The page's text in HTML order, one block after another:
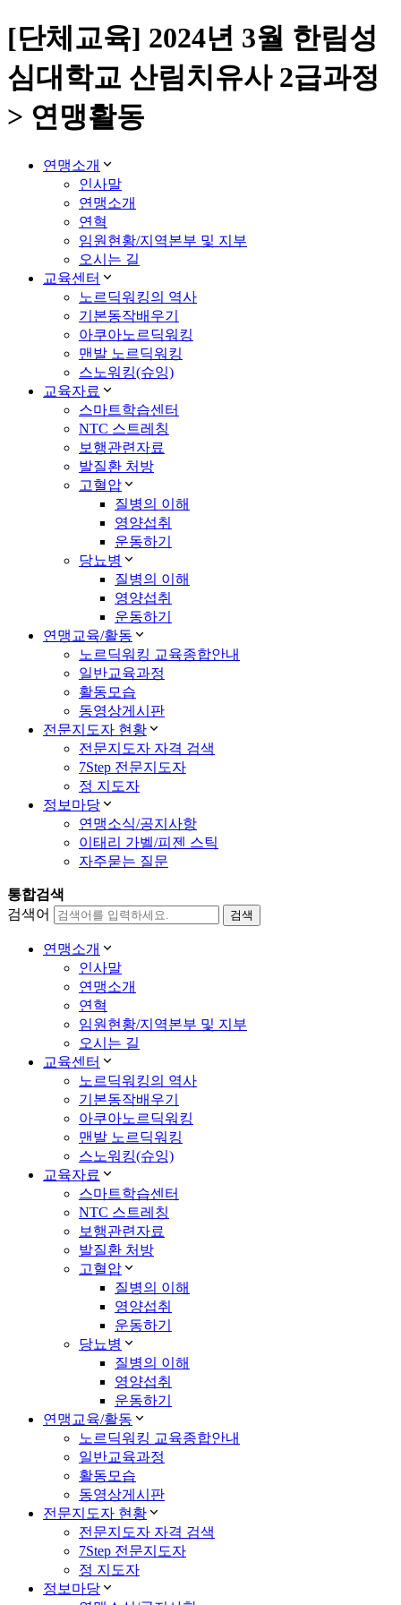
[단체교육] 2024년 3월 한림성
심대학교 산림치유사 2급과정
> 연맹활동
연맹소개
인사말
연맹소개
연혁
임원현황/지역본부 및 지부
오시는 길
교육센터
노르딕워킹의 역사
기본동작배우기
아쿠아노르딕워킹
맨발 노르딕워킹
스노워킹(슈잉)
교육자료
스마트학습센터
NTC 스트레칭
보행관련자료
발질환 처방
고혈압
질병의 이해
영양섭취
운동하기
당뇨병
질병의 이해
영양섭취
운동하기
연맹교육/활동
노르딕워킹 교육종합안내
일반교육과정
활동모습
동영상게시판
전문지도자 현황
전문지도자 자격 검색
7Step 전문지도자
정 지도자
정보마당
연맹소식/공지사항
이태리 가벨/피젠 스틱
자주묻는 질문
통합검색
검색어
연맹소개
인사말
연맹소개
연혁
임원현황/지역본부 및 지부
오시는 길
교육센터
노르딕워킹의 역사
기본동작배우기
아쿠아노르딕워킹
맨발 노르딕워킹
스노워킹(슈잉)
교육자료
스마트학습센터
NTC 스트레칭
보행관련자료
발질환 처방
고혈압
질병의 이해
영양섭취
운동하기
당뇨병
질병의 이해
영양섭취
운동하기
연맹교육/활동
노르딕워킹 교육종합안내
일반교육과정
활동모습
동영상게시판
전문지도자 현황
전문지도자 자격 검색
7Step 전문지도자
정 지도자
정보마당